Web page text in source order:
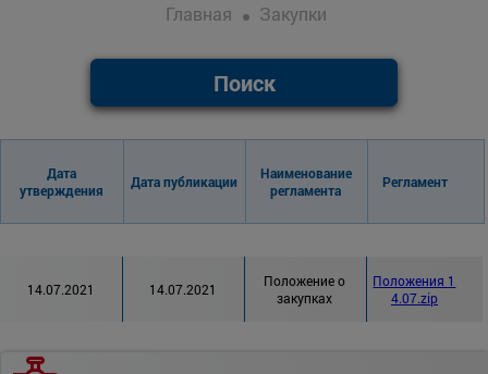
Главная Закупки
Поиск
Дата
утверждения
Дата публикации
Наименование
регламента
Регламент
14.07.2021 14.07.2021
Положение о
закупках
Положения 1
4.07.zip